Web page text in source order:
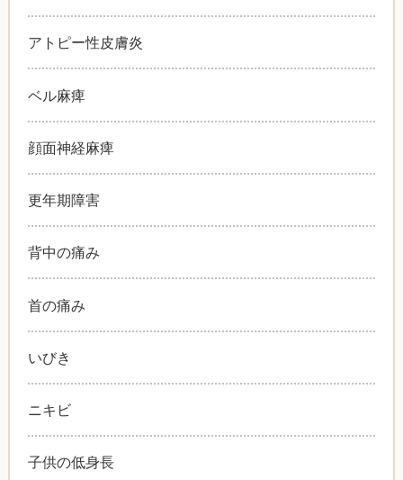
アトピー性皮膚炎
ベル麻痺
顔面神経麻痺
更年期障害
背中の痛み
首の痛み
いびき
ニキビ
子供の低身長